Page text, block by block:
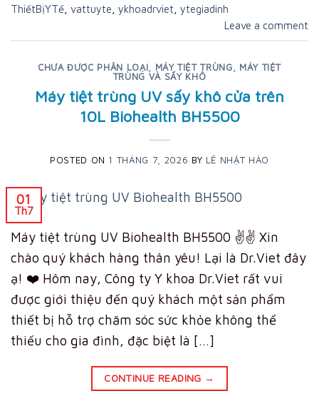
ThiếtBịYTế, vattuyte, ykhoadrviet, ytegiadinh
Leave a comment
CHƯA ĐƯỢC PHÂN LOẠI, MÁY TIỆT TRÙNG, MÁY TIỆT
TRÙNG VÀ SẤY KHÔ
Máy tiệt trùng UV sấy khô cửa trên
10L Biohealth BH5500
POSTED ON 1 THÁNG 7, 2026 BY LÊ NHẬT HÀO
01
Th7
Máy tiệt trùng UV Biohealth BH5500 ✌️✌️ Xin
chào quý khách hàng thân yêu! Lại là Dr.Viet đây
ạ! ❤️ Hôm nay, Công ty Y khoa Dr.Viet rất vui
được giới thiệu đến quý khách một sản phẩm
thiết bị hỗ trợ chăm sóc sức khỏe không thể
thiếu cho gia đình, đặc biệt là […]
CONTINUE READING →